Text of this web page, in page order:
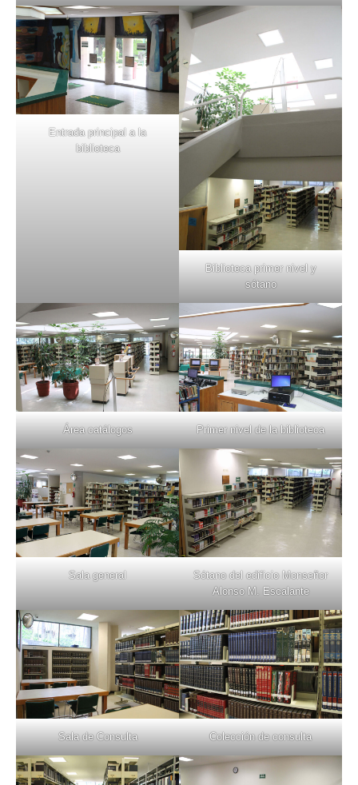
Entrada principal a la
biblioteca
Biblioteca primer nivel y
sótano
Área catálogos Primer nivel de la biblioteca
Sala general
Sótano del edificio Monseñor
Alonso M. Escalante
Sala de Consulta Colección de consulta